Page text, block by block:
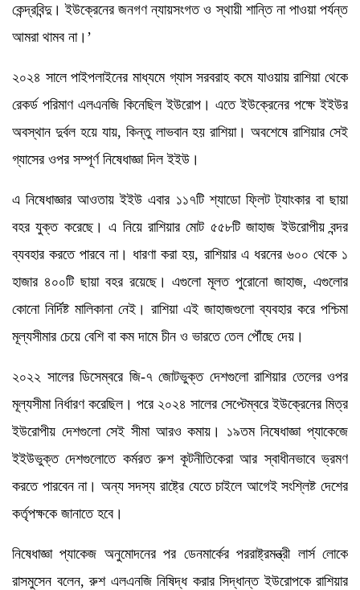
কেন্দ্রবিন্দু। ইউক্রেনের জনগণ ন্যায়সংগত ও স্থায়ী শান্তি না পাওয়া পর্যন্ত
আমরা থামব না।’
২০২৪ সালে পাইপলাইনের মাধ্যমে গ্যাস সরবরাহ কমে যাওয়ায় রাশিয়া থেকে
রেকর্ড পরিমাণ এলএনজি কিনেছিল ইউরোপ। এতে ইউক্রেনের পক্ষে ইইউর
অবস্থান দুর্বল হয়ে যায়, কিন্তু লাভবান হয় রাশিয়া। অবশেষে রাশিয়ার সেই
গ্যাসের ওপর সম্পূর্ণ নিষেধাজ্ঞা দিল ইইউ।
এ নিষেধাজ্ঞার আওতায় ইইউ এবার ১১৭টি শ্যাডো ফ্লিট ট্যাংকার বা ছায়া
বহর যুক্ত করেছে। এ নিয়ে রাশিয়ার মোট ৫৫৮টি জাহাজ ইউরোপীয় বন্দর
ব্যবহার করতে পারবে না। ধারণা করা হয়, রাশিয়ার এ ধরনের ৬০০ থেকে ১
হাজার ৪০০টি ছায়া বহর রয়েছে। এগুলো মূলত পুরোনো জাহাজ, এগুলোর
কোনো নির্দিষ্ট মালিকানা নেই। রাশিয়া এই জাহাজগুলো ব্যবহার করে পশ্চিমা
মূল্যসীমার চেয়ে বেশি বা কম দামে চীন ও ভারতে তেল পৌঁছে দেয়।
২০২২ সালের ডিসেম্বরে জি-৭ জোটভুক্ত দেশগুলো রাশিয়ার তেলের ওপর
মূল্যসীমা নির্ধারণ করেছিল। পরে ২০২৪ সালের সেপ্টেম্বরে ইউক্রেনের মিত্র
ইউরোপীয় দেশগুলো সেই সীমা আরও কমায়। ১৯তম নিষেধাজ্ঞা প্যাকেজে
ইইউভুক্ত দেশগুলোতে কর্মরত রুশ কূটনীতিকেরা আর স্বাধীনভাবে ভ্রমণ
করতে পারবেন না। অন্য সদস্য রাষ্ট্রে যেতে চাইলে আগেই সংশ্লিষ্ট দেশের
কর্তৃপক্ষকে জানাতে হবে।
নিষেধাজ্ঞা প্যাকেজ অনুমোদনের পর ডেনমার্কের পররাষ্ট্রমন্ত্রী লার্স লোকে
রাসমুসেন বলেন, রুশ এলএনজি নিষিদ্ধ করার সিদ্ধান্ত ইউরোপকে রাশিয়ার